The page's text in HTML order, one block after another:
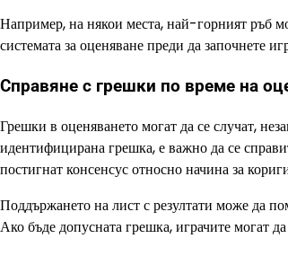
Например, на някои места, най-горният ръб
системата за оценяване преди да започнете
Справяне с грешки по време на
Грешки в оценяването могат да се случат,
идентифицирана грешка, е важно да се
постигнат консенсус относно начина за
Поддържането на лист с резултати може да
Ако бъде допусната грешка, играчите могат